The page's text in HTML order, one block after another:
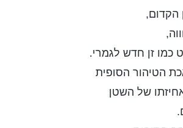
הקדום,
כמו זן חדש לגמרי.
הטיהור הסופית
של השטן